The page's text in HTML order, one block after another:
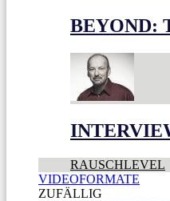
BEYOND:
RAUSCHLEVEL
VIDEOFORMATE
ZUFÄLLIG